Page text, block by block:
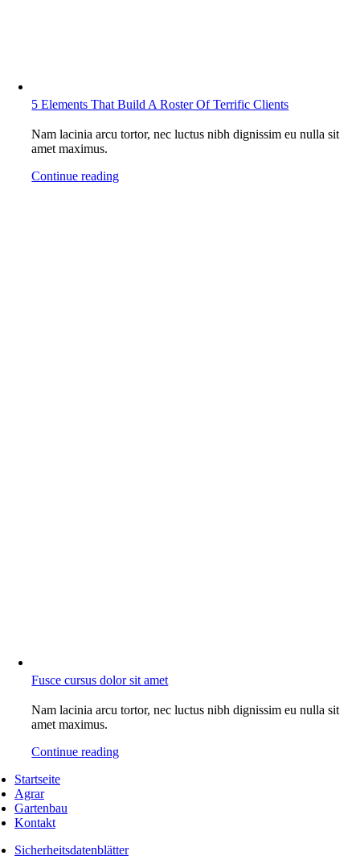
5 Elements That Build A Roster Of Terrific Clients
Nam lacinia arcu tortor, nec luctus nibh dignissim eu nulla sit
amet maximus.
Continue reading
Fusce cursus dolor sit amet
Nam lacinia arcu tortor, nec luctus nibh dignissim eu nulla sit
amet maximus.
Continue reading
Startseite
Agrar
Gartenbau
Kontakt
Sicherheitsdatenblätter